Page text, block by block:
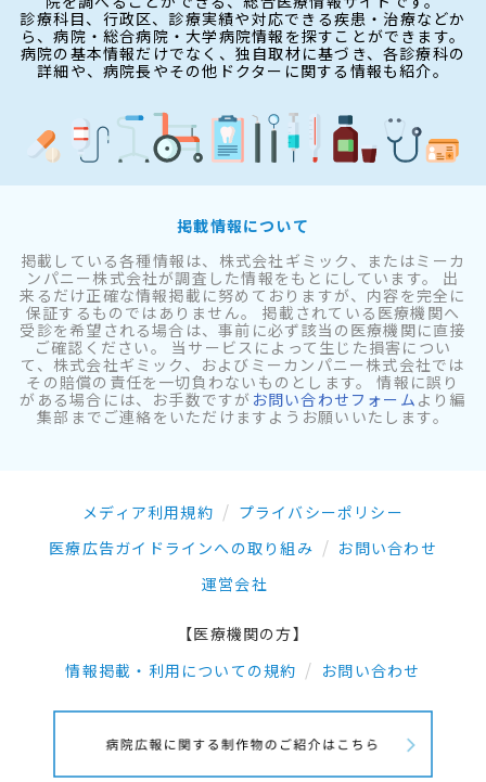
診療科目、行政区、診療実績や対応できる疾患・治療などか
ら、病院・総合病院・大学病院情報を探すことができます。
病院の基本情報だけでなく、独自取材に基づき、各診療科の
詳細や、病院長やその他ドクターに関する情報も紹介。
掲載情報について
掲載している各種情報は、株式会社ギミック、またはミーカ
ンパニー株式会社が調査した情報をもとにしています。 出
来るだけ正確な情報掲載に努めておりますが、内容を完全に
保証するものではありません。 掲載されている医療機関へ
受診を希望される場合は、事前に必ず該当の医療機関に直接
ご確認ください。 当サービスによって生じた損害につい
て、株式会社ギミック、およびミーカンパニー株式会社では
その賠償の責任を一切負わないものとします。 情報に誤り
がある場合には、お手数ですが お問い合わせフォーム より編
集部までご連絡をいただけますようお願いいたします。
メディア利用規約
プライバシーポリシー
医療広告ガイドラインへの取り組み
お問い合わせ
運営会社
【医療機関の方】
情報掲載・利用についての規約
お問い合わせ